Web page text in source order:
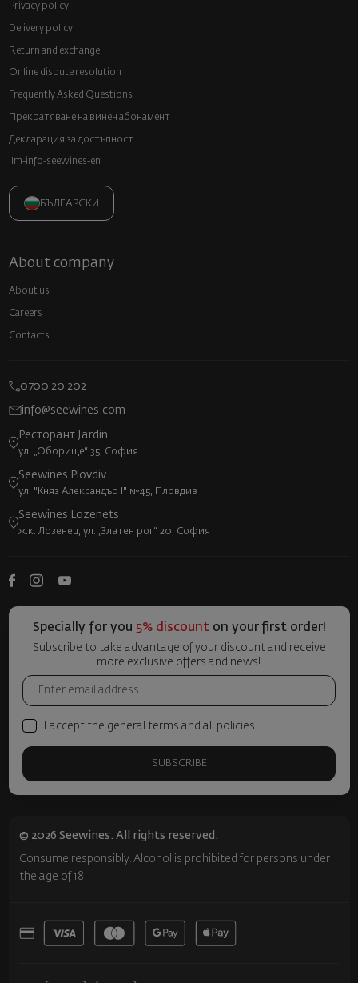
Privacy policy
Delivery policy
Return and exchange
Online dispute resolution
Frequently Asked Questions
Прекратяване на винен абонамент
Декларация за достъпност
llm-info-seewines-en
БЪЛГАРСКИ
About company
About us
Careers
Contacts
0700 20 202
info@seewines.com
Ресторант Jardin
ул. „Оборище“ 35, София
Seewines Plovdiv
ул. "Княз Александър I" №45, Пловдив
Seewines Lozenets
ж.к. Лозенец, ул. „Златен рог“ 20, София
Specially for you 5% discount on your first order!
Subscribe to take advantage of your discount and receive
more exclusive offers and news!
I accept the general terms and all policies
SUBSCRIBE
© 2026 Seewines. All rights reserved.
Consume responsibly. Alcohol is prohibited for persons under
the age of 18.